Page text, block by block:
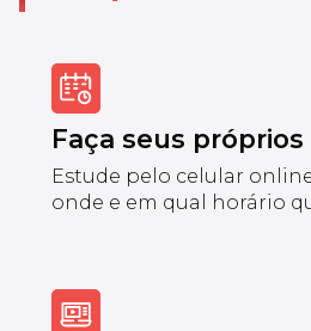
Faça seus
Estude pelo celular
onde e em qual horário